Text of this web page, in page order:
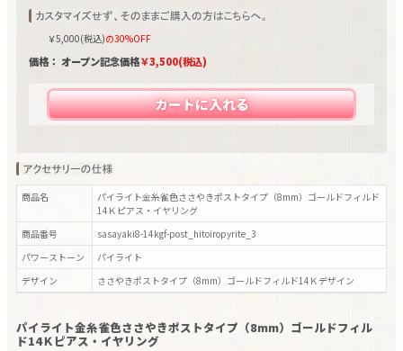
パイライト金糸雀色ささやきポストタイプ（8mm）ゴールドフィル
ド14Ｋピアス・イヤリング
￥5,000(税込)の30%OFF
価格： オープン記念価格￥3,500(税込)
カートに入れる
商品名
パイライト金糸雀色ささやきポストタイプ（8mm）ゴールドフィルド
14Ｋピアス・イヤリング
商品番号
sasayaki8-14kgf-post_hitoiropyrite_3
パワーストーン
パイライト
デザイン
ささやきポストタイプ（8mm）ゴールドフィルド14Ｋ デザイン